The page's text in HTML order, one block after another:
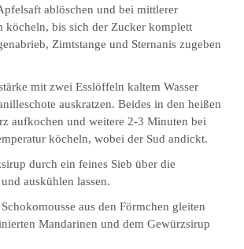
ablöschen und bei mittlerer
köcheln, bis sich der Zucker komplett
Zimtstange und Sternanis zugeben
mit zwei Esslöffeln kaltem Wasser
auskratzen. Beides in den heißen
aufkochen und weitere 2-3 Minuten bei
köcheln, wobei der Sud andickt.
durch ein feines Sieb über die
auskühlen lassen.
aus den Förmchen gleiten
Mandarinen und dem Gewürzsirup